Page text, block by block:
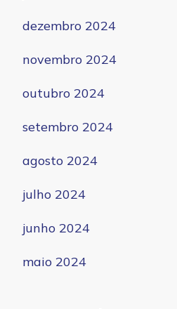
dezembro 2024
novembro 2024
outubro 2024
setembro 2024
agosto 2024
julho 2024
junho 2024
maio 2024